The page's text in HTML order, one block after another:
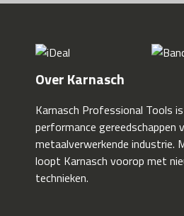
Over Karnasch
Karnasch Professional Tools
performance gereedschappen
metaalverwerkende industrie.
loopt Karnasch voorop met
technieken.